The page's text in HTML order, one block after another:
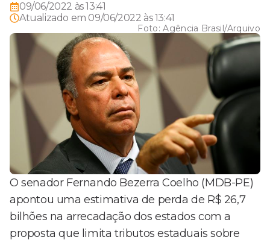
09/06/2022 às 13:41
Atualizado em 09/06/2022 às 13:41
Foto:Agência Brasil/Arquivo
O senador Fernando Bezerra Coelho (MDB-PE)
apontou uma estimativa de perda de R$ 26,7
bilhões na arrecadação dos estados com a
proposta que limita tributos estaduais sobre